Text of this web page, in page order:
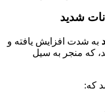
به شدت افزایش یافته و
که منجر به سیل
که: